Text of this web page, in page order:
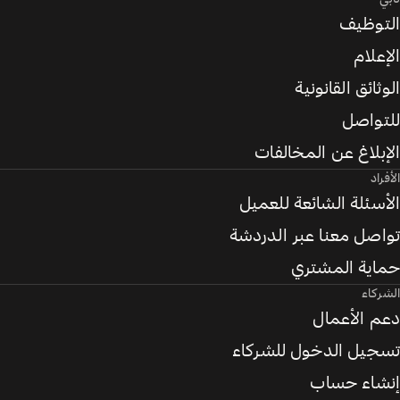
التوظيف
الإعلام
الوثائق القانونية
للتواصل
الإبلاغ عن المخالفات
الأفراد
الأسئلة الشائعة للعميل
تواصل معنا عبر الدردشة
حماية المشتري
الشركاء
دعم الأعمال
تسجيل الدخول للشركاء
إنشاء حساب